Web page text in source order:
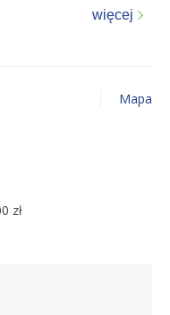
więcej
Mapa
zł